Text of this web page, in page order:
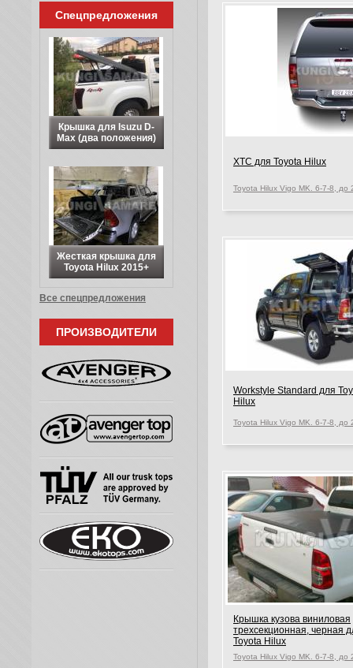
XTC для Toyota Hilux
Workstyle Standard для
Hilux
Крышка кузова виниловая
трехсекционная, черная
Toyota Hilux
Спецпредложения
Крышка для Isuzu D-
Max (два положения)
Жесткая крышка для
Toyota Hilux 2015+
Все спецпредложения
ПРОИЗВОДИТЕЛИ